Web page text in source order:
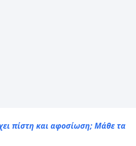
πίστη και αφοσίωση; Mάθε τα